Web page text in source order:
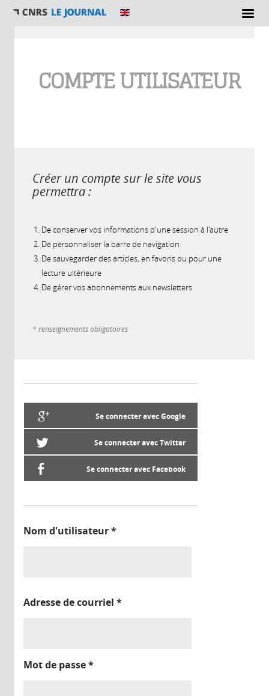
COMPTE UTILISATEUR
Créer un compte sur le site vous
permettra :
De conserver vos informations d'une session à l'autre
De personnaliser la barre de navigation
De sauvegarder des articles, en favoris ou pour une
lecture ultérieure
De gérer vos abonnements aux newsletters
* renseignements obligatoires
Se connecter avec Google
Se connecter avec Twitter
Se connecter avec Facebook
Nom d'utilisateur*
Adresse de courriel *
Mot de passe*